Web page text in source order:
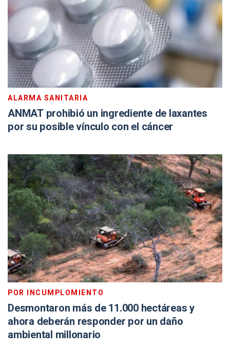
ALARMA SANITARIA
ANMAT prohibió un ingrediente de laxantes
por su posible vínculo con el cáncer
POR INCUMPLOMIENTO
Desmontaron más de 11.000 hectáreas y
ahora deberán responder por un daño
ambiental millonario